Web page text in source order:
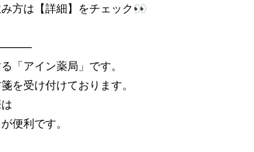
方は【詳細】をチェック👀
「アイン薬局」です。
を受け付けております。
便利です。